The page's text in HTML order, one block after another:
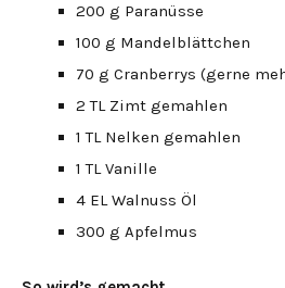
200 g Paranüsse
100 g Mandelblättchen
70 g Cranberrys (gerne
2 TL Zimt gemahlen
1 TL Nelken gemahlen
1 TL Vanille
4 EL Walnuss Öl
300 g Apfelmus